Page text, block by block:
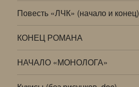
Повесть «ЛЧК» (начало и конец)
КОНЕЦ РОМАНА
НАЧАЛО «МОНОЛОГА»